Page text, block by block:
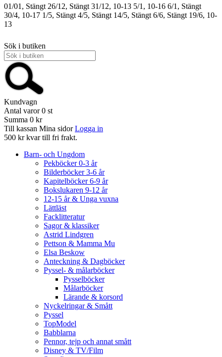
01/01, Stängt 26/12, Stängt 31/12, 10-13 5/1, 10-16 6/1, Stängt
30/4, 10-17 1/5, Stängt 4/5, Stängt 14/5, Stängt 6/6, Stängt 19/6, 10-
13
Sök i butiken
Kundvagn
Antal varor 0 st
Summa 0 kr
Till kassan Mina sidor Logga in
500 kr kvar till fri frakt.
Barn- och Ungdom
Pekböcker 0-3 år
Bilderböcker 3-6 år
Kapitelböcker 6-9 år
Bokslukaren 9-12 år
12-15 år & Unga vuxna
Lättläst
Facklitteratur
Sagor & klassiker
Astrid Lindgren
Pettson & Mamma Mu
Elsa Beskow
Anteckning & Dagböcker
Pyssel- & målarböcker
Pysselböcker
Målarböcker
Lärande & korsord
Nyckelringar & Smått
Pyssel
TopModel
Babblarna
Pennor, tejp och annat smått
Disney & TV/Film